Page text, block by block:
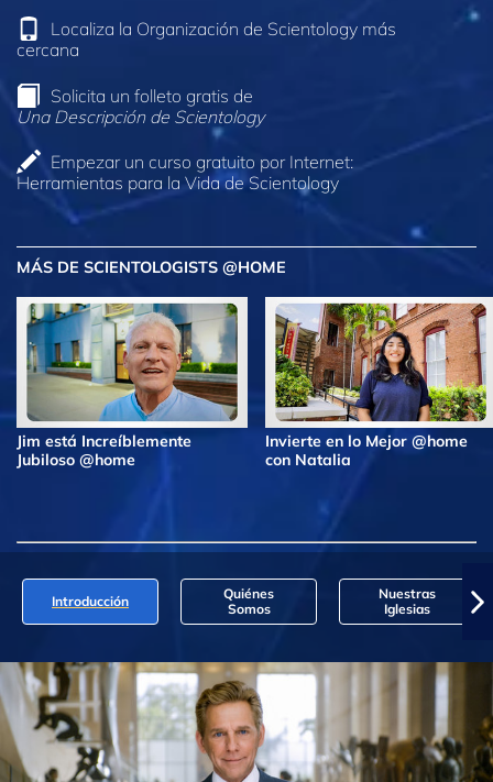
Localiza la Organización de Scientology más
cercana
Solicita un folleto gratis de
Una Descripción de Scientology
Empezar un curso gratuito por Internet:
Herramientas para la Vida de Scientology
MÁS DE SCIENTOLOGISTS @HOME
Jim está Increíblemente
Jubiloso @home
Invierte en lo Mejor @home
con Natalia
Introducción
Quiénes
Somos
Nuestras
Iglesias